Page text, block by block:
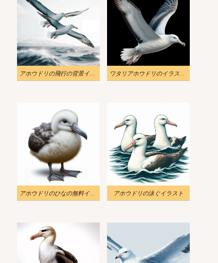
アホウドリの飛行の背景イラスト無料 ワタリアホウドリのイラスト 美しい鳥
アホウドリのひなの無料イラスト アホウドリの泳ぐイラスト